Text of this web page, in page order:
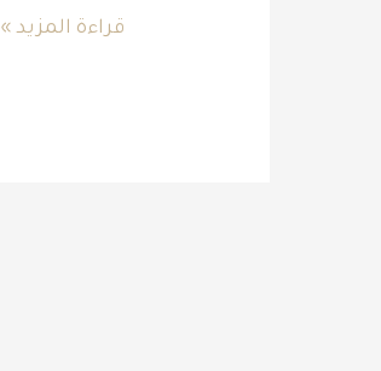
قراءة المزيد »